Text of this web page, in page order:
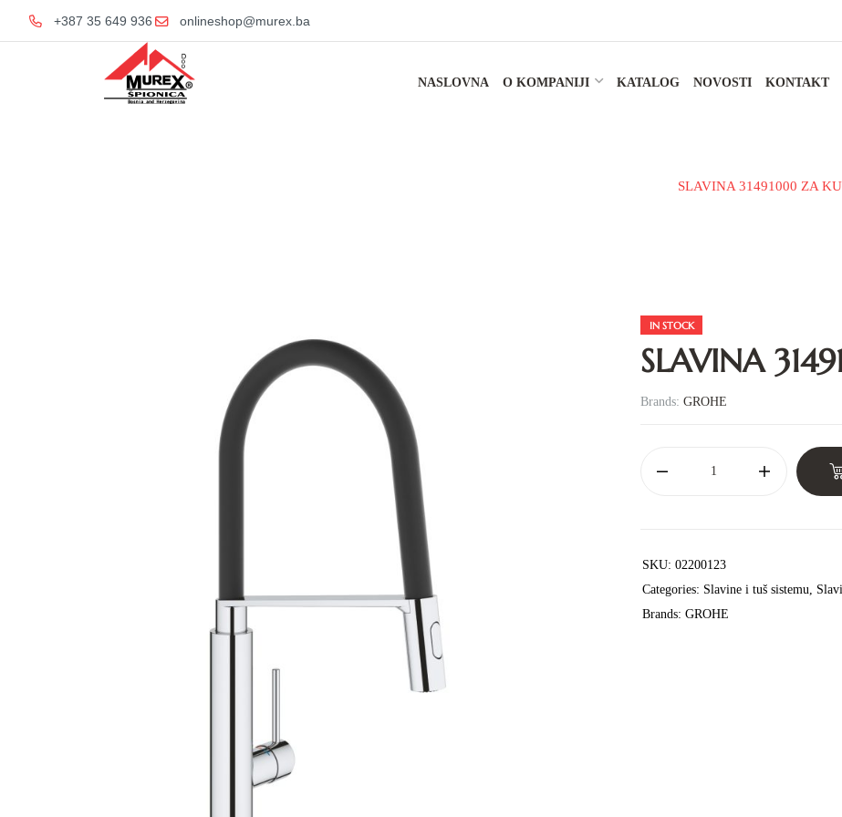
+387 35 649 936 onlineshop@murex.ba
NASLOVNA O KOMPANIJI KATALOG NOVOSTI KONTAKT
SLAVINA 31491000 ZA
IN STOCK
SLAVINA
Brands: GROHE
SKU: 02200123
Categories: Slavine i tuš sistemu,
Brands: GROHE